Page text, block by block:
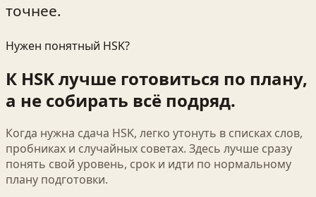
точнее.
Нужен понятный HSK?
К HSK лучше готовиться по плану,
а не собирать всё подряд.
Когда нужна сдача HSK, легко утонуть в списках слов,
пробниках и случайных советах. Здесь лучше сразу
понять свой уровень, срок и идти по нормальному
плану подготовки.